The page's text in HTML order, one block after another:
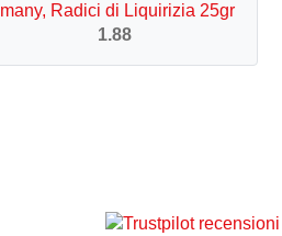
Imany, Radici di Liquirizia 25gr
1.88